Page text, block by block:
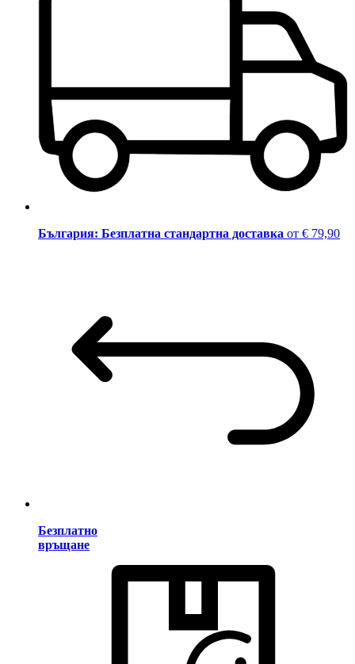
България: Безплатна стандартна доставка от € 79,90
Безплатно
връщане